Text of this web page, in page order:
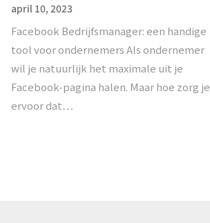
april 10, 2023
Facebook Bedrijfsmanager: een handige
tool voor ondernemers Als ondernemer
wil je natuurlijk het maximale uit je
Facebook-pagina halen. Maar hoe zorg je
ervoor dat…